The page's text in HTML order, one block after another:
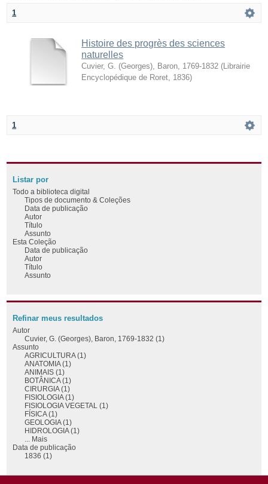
1
Histoire des progrès des sciences
naturelles
Cuvier, G. (Georges), Baron, 1769-1832 ( Librairie
Encyclopédique de Roret 1836)
1
Listar por
Todo a biblioteca digital
Tipos de documento & Coleções
Data de publicação
Autor
Título
Assunto
Esta Coleção
Data de publicação
Autor
Título
Assunto
Refinar meus resultados
Autor
Cuvier, G. (Georges), Baron, 1769-1832 (1)
Assunto
AGRICULTURA (1)
ANATOMIA (1)
ANIMAIS (1)
BOTÂNICA (1)
CIRURGIA (1)
FISIOLOGIA (1)
FISIOLOGIA VEGETAL (1)
FÍSICA (1)
GEOLOGIA (1)
HIDROLOGIA (1)
... Mais
Data de publicação
1836 (1)